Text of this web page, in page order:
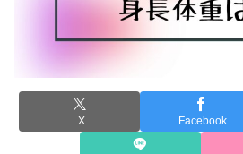
X Facebook